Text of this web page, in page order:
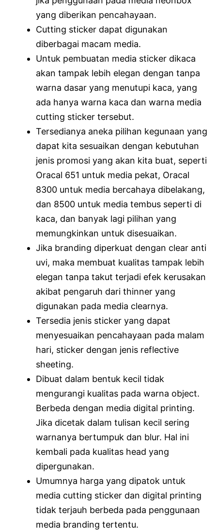
yang diberikan pencahayaan.
Cutting sticker dapat digunakan
diberbagai macam media.
Untuk pembuatan media sticker dikaca
akan tampak lebih elegan dengan tanpa
warna dasar yang menutupi kaca, yang
ada hanya warna kaca dan warna media
cutting sticker tersebut.
Tersedianya aneka pilihan kegunaan yang
dapat kita sesuaikan dengan kebutuhan
jenis promosi yang akan kita buat, seperti
Oracal 651 untuk media pekat, Oracal
8300 untuk media bercahaya dibelakang,
dan 8500 untuk media tembus seperti di
kaca, dan banyak lagi pilihan yang
memungkinkan untuk disesuaikan.
Jika branding diperkuat dengan clear anti
uvi, maka membuat kualitas tampak lebih
elegan tanpa takut terjadi efek kerusakan
akibat pengaruh dari thinner yang
digunakan pada media clearnya.
Tersedia jenis sticker yang dapat
menyesuaikan pencahayaan pada malam
hari, sticker dengan jenis reflective
sheeting.
Dibuat dalam bentuk kecil tidak
mengurangi kualitas pada warna object.
Berbeda dengan media digital printing.
Jika dicetak dalam tulisan kecil sering
warnanya bertumpuk dan blur. Hal ini
kembali pada kualitas head yang
dipergunakan.
Umumnya harga yang dipatok untuk
media cutting sticker dan digital printing
tidak terjauh berbeda pada penggunaan
media branding tertentu.